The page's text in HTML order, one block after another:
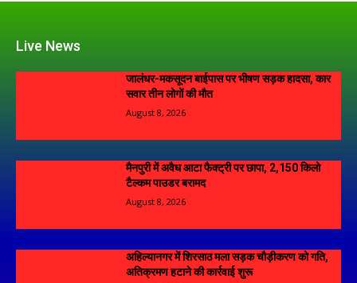
Live News
जालंधर-मकसूदन बाईपास पर भीषण सड़क हादसा, कार
सवार तीन लोगों की मौत
August 8, 2026
मैनपुरी में अवैध आटा फैक्ट्री पर छापा, 2,150 किलो
टैल्कम पाउडर बरामद
August 8, 2026
अहिल्यानगर में शिरसाठ मला सड़क चौड़ीकरण को गति,
अतिक्रमण हटाने की कार्रवाई शुरू